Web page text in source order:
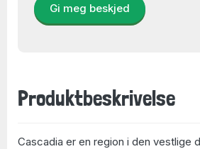
Gi meg beskjed
Produktbeskrivelse
Cascadia er en region i den vestlige